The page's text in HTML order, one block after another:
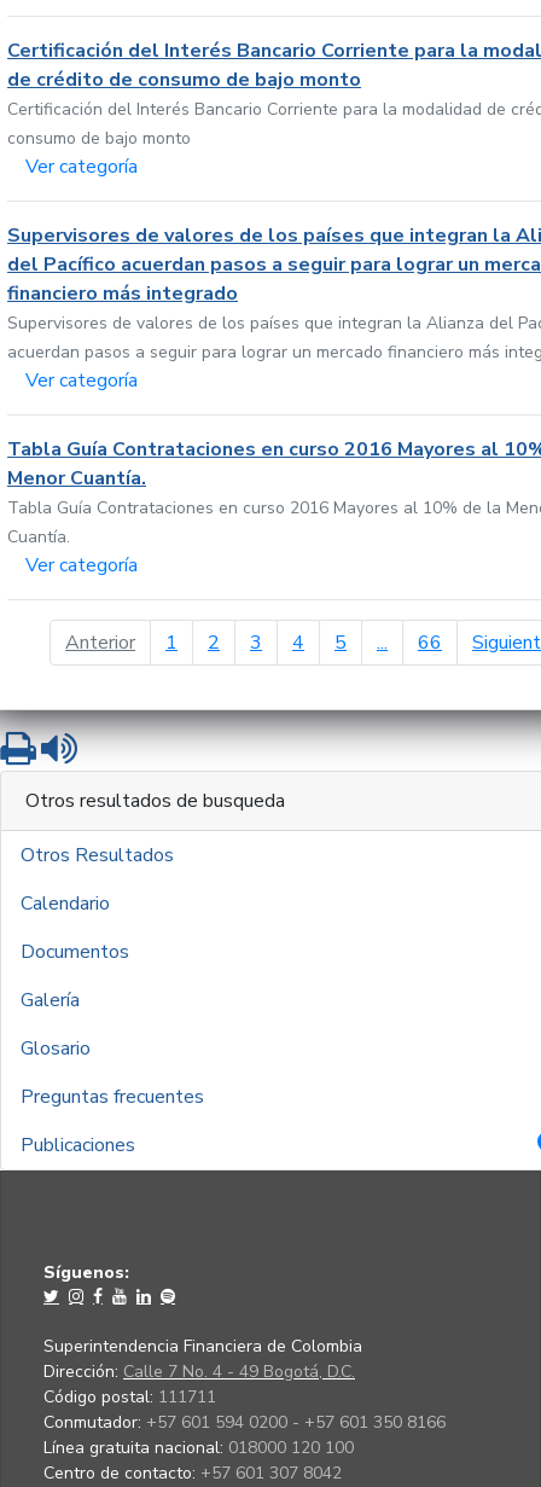
Certificación del Interés Bancario Corriente para la
de crédito de consumo de bajo monto
Certificación del Interés Bancario Corriente para la modalidad de
consumo de bajo monto
Ver categoría
Supervisores de valores de los países que integran la
del Pacífico acuerdan pasos a seguir para lograr un
financiero más integrado
Supervisores de valores de los países que integran la Alianza del
acuerdan pasos a seguir para lograr un mercado financiero más
Ver categoría
Tabla Guía Contrataciones en curso 2016 Mayores al
Menor Cuantía.
Tabla Guía Contrataciones en curso 2016 Mayores al 10% de la
Cuantía.
Ver categoría
Anteriorpágina anterior
1 2 3 4 5 ... 66
ImprimirLeer contenido
Otros resultados de busqueda
Otros Resultados
Calendario
Documentos
Galería
Glosario
Preguntas frecuentes
Publicaciones
Síguenos:
Superintendencia Financiera de Colombia
Dirección: Calle 7 No. 4 - 49 Bogotá, D.C.
Código postal: 111711
Conmutador: +57 601 594 0200 - +57 601 350 8166
Línea gratuita nacional: 018000 120 100
Centro de contacto: +57 601 307 8042